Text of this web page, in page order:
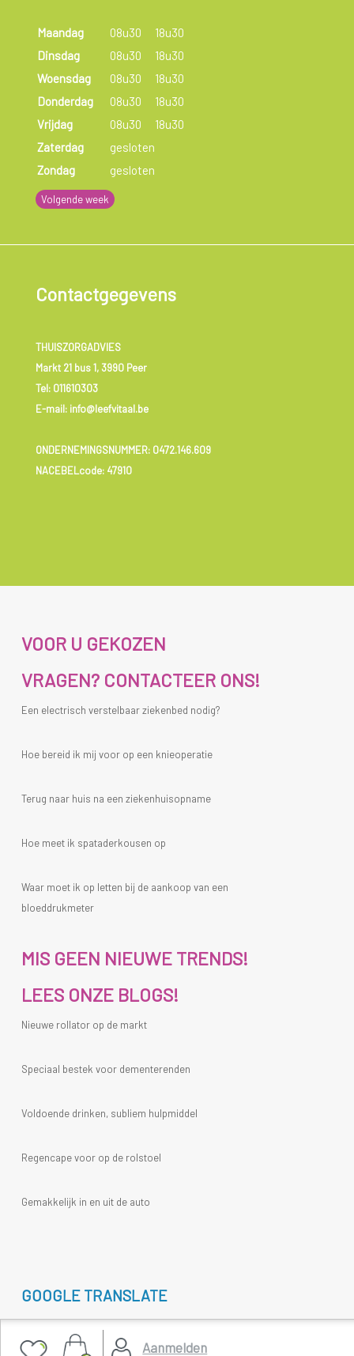
Aanmelden
Maandag 08u30
18u30
Dinsdag
08u30
18u30
Woensdag
08u30
18u30
Donderdag
08u30
18u30
Vrijdag
08u30
18u30
Zaterdag
gesloten
Zondag
gesloten
Volgende week
Contactgegevens
THUISZORGADVIES
Markt 21 bus 1, 3990 Peer
Tel: 011610303
E-mail: info@leefvitaal.be
ONDERNEMINGSNUMMER: 0472.146.609
NACEBELcode: 47910
VOOR U GEKOZEN
VRAGEN? CONTACTEER ONS!
Een electrisch verstelbaar ziekenbed nodig?
Hoe bereid ik mij voor op een knieoperatie
Terug naar huis na een ziekenhuisopname
Hoe meet ik spataderkousen op
Waar moet ik op letten bij de aankoop van een
bloeddrukmeter
MIS GEEN NIEUWE TRENDS!
LEES ONZE BLOGS!
Nieuwe rollator op de markt
Speciaal bestek voor dementerenden
Voldoende drinken, subliem hulpmiddel
Regencape voor op de rolstoel
Gemakkelijk in en uit de auto
GOOGLE TRANSLATE
Select Language